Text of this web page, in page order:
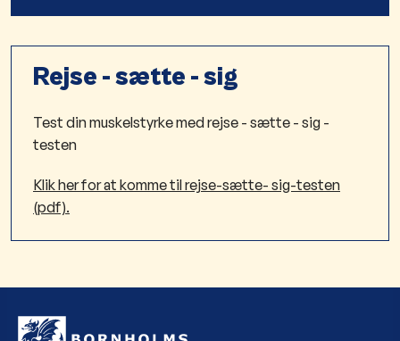
Rejse - sætte - sig
Test din muskelstyrke med rejse - sætte - sig -
testen
Klik her for at komme til rejse-sætte- sig-testen
(pdf).